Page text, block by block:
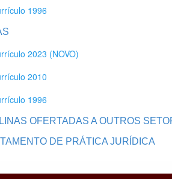
1996
2023 (NOVO)
2010
1996
OFERTADAS A OUTROS
DE PRÁTICA JURÍDICA